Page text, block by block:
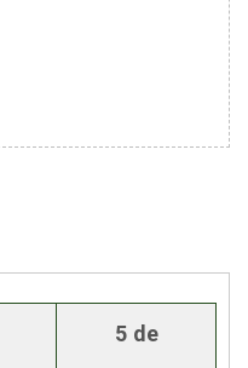
5 de